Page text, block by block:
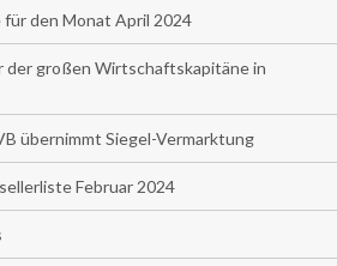
den Monat April 2024
der großen Wirtschaftskapitäne in
übernimmt Siegel-Vermarktung
Februar 2024